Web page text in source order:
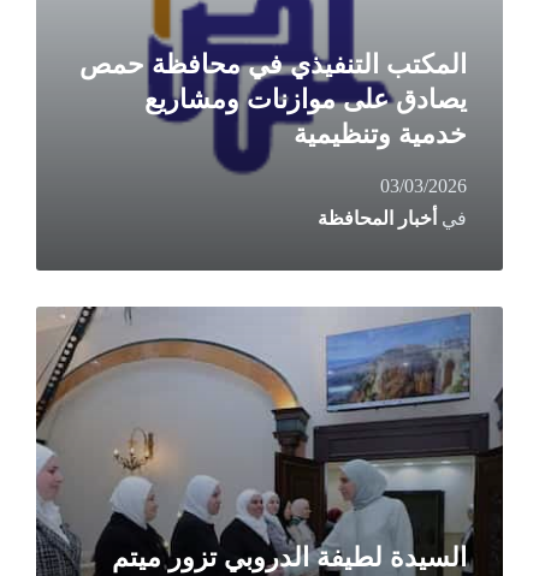
المكتب التنفيذي في محافظة حمص
يصادق على موازنات ومشاريع
خدمية وتنظيمية
03/03/2026
في أخبار المحافظة
السيدة لطيفة الدروبي تزور ميتم
Read
More